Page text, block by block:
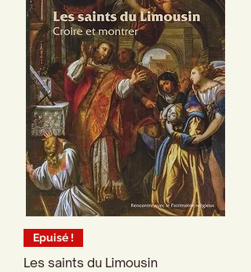
Epuisé !
Les saints du Limousin